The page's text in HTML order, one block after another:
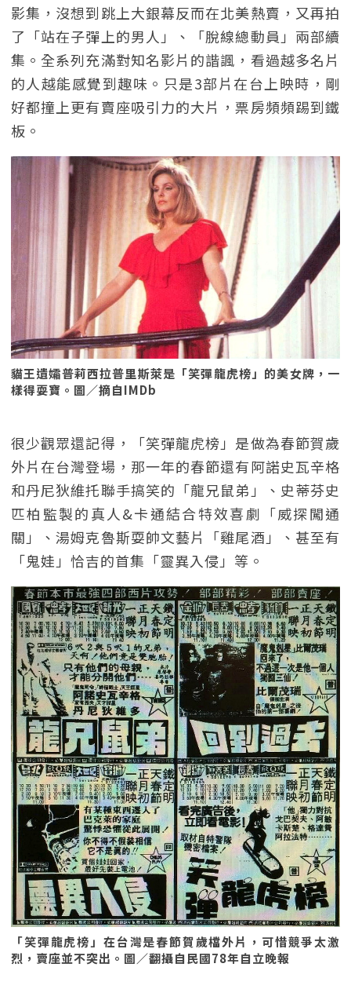
影集，沒想到跳上大銀幕反而在北美熱賣，又再拍
了「站在子彈上的男人」、「脫線總動員」兩部續
集。全系列充滿對知名影片的諧諷，看過越多名片
的人越能感覺到趣味。只是3部片在台上映時，剛
好都撞上更有賣座吸引力的大片，票房頻頻踢到鐵
板。
貓王遺孀普莉西拉普里斯萊是「笑彈龍虎榜」的美女牌，一
樣得耍寶。圖／摘自IMDb
很少觀眾還記得，「笑彈龍虎榜」是做為春節賀歲
外片在台灣登場，那一年的春節還有阿諾史瓦辛格
和丹尼狄維托聯手搞笑的「龍兄鼠弟」、史蒂芬史
匹柏監製的真人&卡通結合特效喜劇「威探闖通
關」、湯姆克魯斯耍帥文藝片「雞尾酒」、甚至有
「鬼娃」恰吉的首集「靈異入侵」等。
「笑彈龍虎榜」在台灣是春節賀歲檔外片，可惜競爭太激
烈，賣座並不突出。圖／翻攝自民國78年自立晚報